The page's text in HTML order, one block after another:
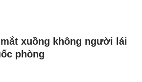
xuồng không người lái
phòng